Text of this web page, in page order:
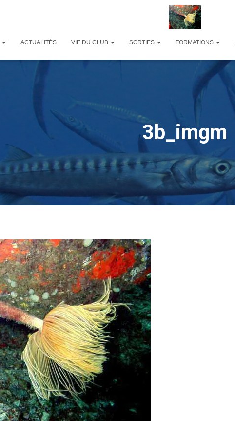
ACTUALITÉS VIE DU CLUB SORTIES FORMATIONS
3b_imgm